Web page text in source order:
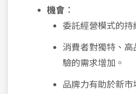
機會 ：
委託經營模式的持
消費者對獨特、
驗的需求增加。
品牌力有助於新